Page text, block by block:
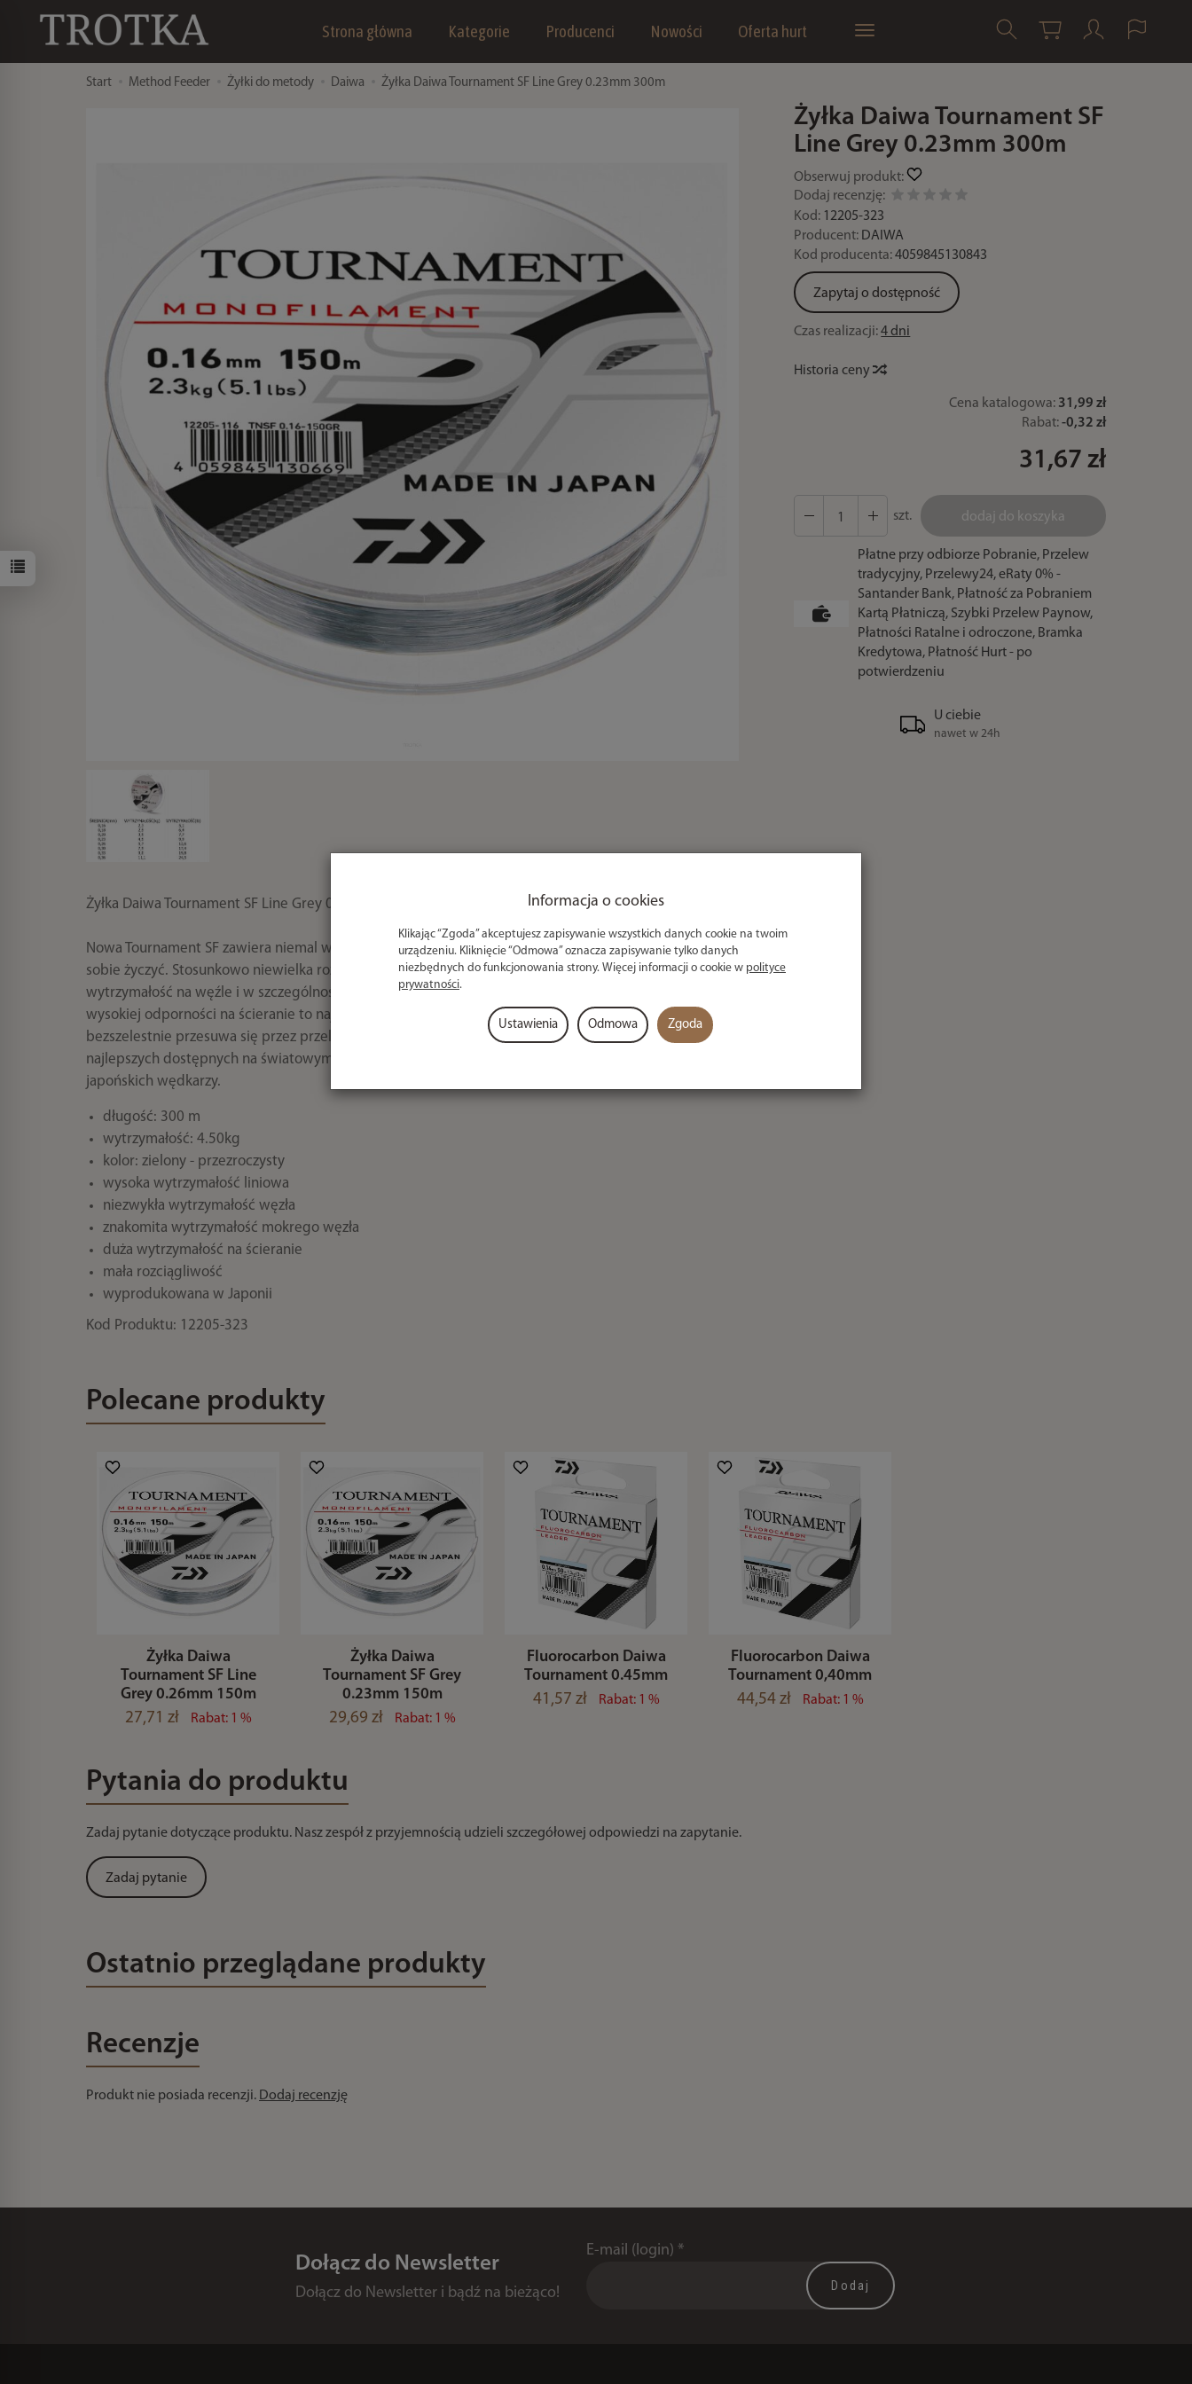
Strona główna Kategorie Producenci Nowości Oferta hurt
Start Method Feeder Żyłki do metody Daiwa Żyłka Daiwa Tournament SF Line Grey 0.23mm 300m
Żyłka Daiwa Tournament SF
Line Grey 0.23mm 300m
Obserwuj produkt:
Dodaj recenzję:
Kod: 12205-323
Producent: DAIWA
Kod producenta: 4059845130843
Zapytaj o dostępność
Czas realizacji: 4 dni
Historia ceny
Cena katalogowa: 31,99 zł
Rabat:-0,32 zł
31,67 zł
szt. dodaj do koszyka
Płatne przy odbiorze Pobranie, Przelew
tradycyjny, Przelewy24, eRaty 0% -
Santander Bank, Płatność za Pobraniem
Kartą Płatniczą, Szybki Przelew Paynow,
Płatności Ratalne i odroczone, Bramka
Kredytowa, Płatność Hurt - po
potwierdzeniu
U ciebie
nawet w 24h
Żyłka Daiwa Tournament SF Line Grey 0.23mm 300m
Nowa Tournament SF zawiera niemal wszystkie technologiczne przewagi i parametry, jakich można by
sobie życzyć. Stosunkowo niewielka rozciągliwość pozwalająca na błyskawiczne zacinanie. Duża
wytrzymałość na węźle i w szczególności znakomita wytrzymałość mokrego węzła przy jednocześnie
wysokiej odporności na ścieranie to najważniejsze zalety Tournament SF. Gładka, miękka powierzchnia
bezszelestnie przesuwa się przez przelotki optymalizując długość wyrzutu. Tournament SF należy do
najlepszych dostępnych na światowym rynku żyłek i cieszy się olbrzymią popularnością wśród
japońskich wędkarzy.
długość: 300 m
wytrzymałość: 4.50kg
kolor: zielony - przezroczysty
wysoka wytrzymałość liniowa
niezwykła wytrzymałość węzła
znakomita wytrzymałość mokrego węzła
duża wytrzymałość na ścieranie
mała rozciągliwość
wyprodukowana w Japonii
Kod Produktu: 12205-323
Polecane produkty
Żyłka Daiwa
Tournament SF Line
Grey 0.26mm 150m
27,71 zł
Rabat: 1 %
Żyłka Daiwa
Tournament SF Grey
0.23mm 150m
29,69 zł
Rabat: 1 %
Fluorocarbon Daiwa
Tournament 0.45mm
41,57 zł
Rabat: 1 %
Fluorocarbon Daiwa
Tournament 0,40mm
44,54 zł
Rabat: 1 %
Pytania do produktu
Zadaj pytanie dotyczące produktu. Nasz zespół z przyjemnością udzieli szczegółowej odpowiedzi na zapytanie.
Zadaj pytanie
Ostatnio przeglądane produkty
Recenzje
Produkt nie posiada recenzji. Dodaj recenzję
Dołącz do Newsletter
Dołącz do Newsletter i bądź na bieżąco!
E-mail (login) *
Informacja o cookies
Klikając “Zgoda” akceptujesz zapisywanie wszystkich danych cookie na twoim
urządzeniu. Kliknięcie “Odmowa” oznacza zapisywanie tylko danych
niezbędnych do funkcjonowania strony. Więcej informacji o cookie w polityce
prywatności.
Ustawienia Odmowa Zgoda